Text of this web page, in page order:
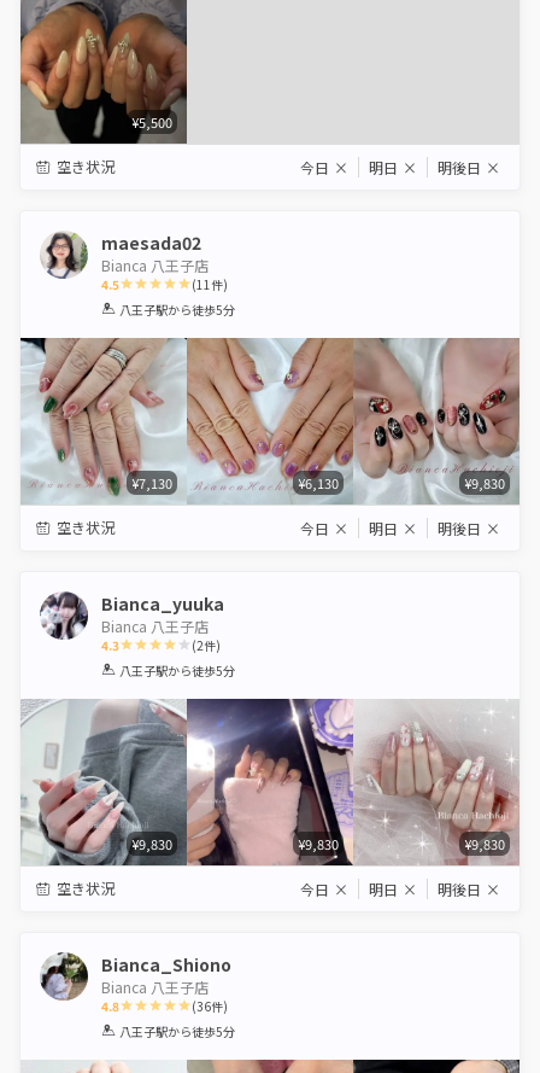
¥5,500
空き状況 今日 × 明日 × 明後日 ×
maesada02
Bianca 八王子店
4.5
1 2 3 4 5
(11件)
八王子駅から徒歩5分
¥7,130 ¥6,130 ¥9,830
空き状況 今日 × 明日 × 明後日 ×
Bianca_yuuka
Bianca 八王子店
4.3
1 2 3 4 5
(2件)
八王子駅から徒歩5分
¥9,830 ¥9,830 ¥9,830
空き状況 今日 × 明日 × 明後日 ×
Bianca_Shiono
Bianca 八王子店
4.8
1 2 3 4 5
(36件)
八王子駅から徒歩5分